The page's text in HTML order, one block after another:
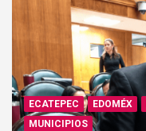
ECATEPEC EDOMÉX
MUNICIPIOS